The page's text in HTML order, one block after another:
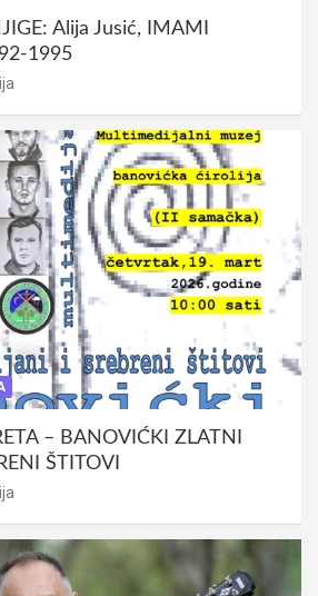
Alija Jusić, IMAMI
1995
– BANOVIĆKI ZLATNI
ŠTITOVI